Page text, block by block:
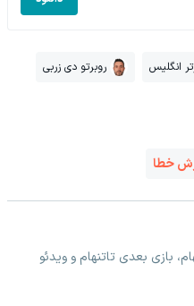
انگلیس روبرتو دی زربی
خطا
بازی بعدی تاتنهام و ویدئو